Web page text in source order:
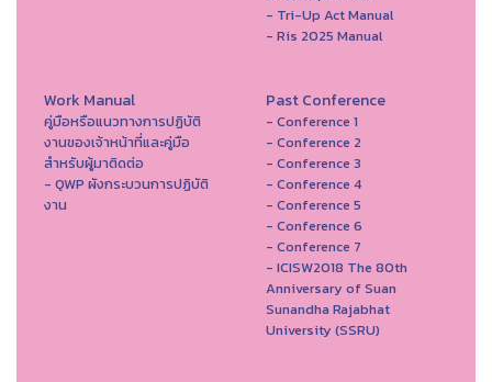
- Tri-Up Act Manual
- Ris 2025 Manual
Work Manual
คู่มือหรือแนวทางการปฏิบัติ
งานของเจ้าหน้าที่และคู่มือ
สำหรับผู้มาติดต่อ
- QWP ผังกระบวนการปฏิบัติ
งาน
Past Conference
- Conference 1
- Conference 2
- Conference 3
- Conference 4
- Conference 5
- Conference 6
- Conference 7
- ICISW2018 The 80th
Anniversary of Suan
Sunandha Rajabhat
University (SSRU)